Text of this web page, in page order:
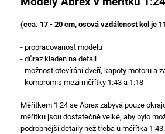
(cca. 17 - 20 cm, osová vzdálenost kol je
- propracovanost modelu
- důraz kladen na detail
- možnost otevírání dveří, kapoty motoru a
- kompromis mezi měřítky 1:43 a 1:18
Měřítkem 1:24 se Abrex zabývá pouze
měřítku jsou dostatečně velké, aby bylo
podrobnější detaily než třeba u měřítka